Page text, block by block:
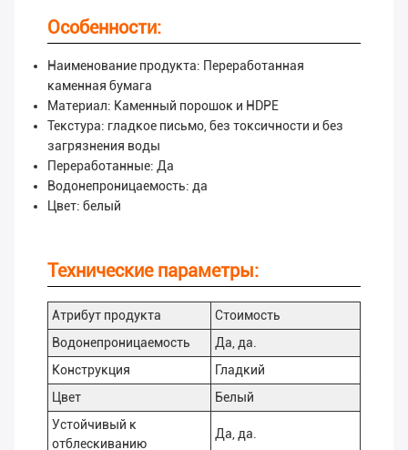
Особенности:
Наименование продукта: Переработанная
каменная бумага
Материал: Каменный порошок и HDPE
Текстура: гладкое письмо, без токсичности и без
загрязнения воды
Переработанные: Да
Водонепроницаемость: да
Цвет: белый
Технические параметры:
Атрибут продукта
Стоимость
Водонепроницаемость
Да, да.
Конструкция
Гладкий
Цвет
Белый
Устойчивый к
отблескиванию
Да, да.